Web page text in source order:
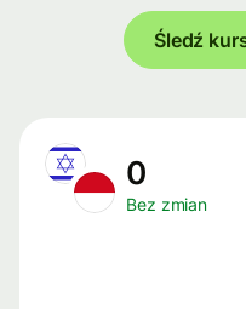
Śledź
0
Bez zmian